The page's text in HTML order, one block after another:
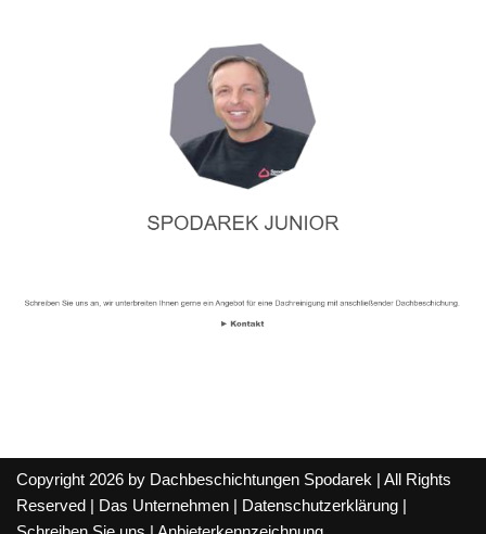
Copyright 2026 by Dachbeschichtungen Spodarek | All Rights
Reserved |
Das Unternehmen Datenschutzerklärung